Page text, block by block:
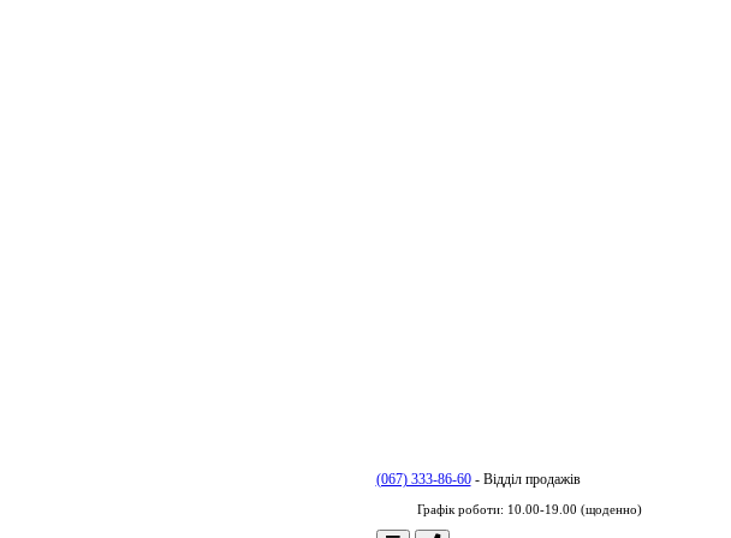
(067) 333-86-60- Відділ продажів
Графік роботи: 10.00-19.00 (щоденно)